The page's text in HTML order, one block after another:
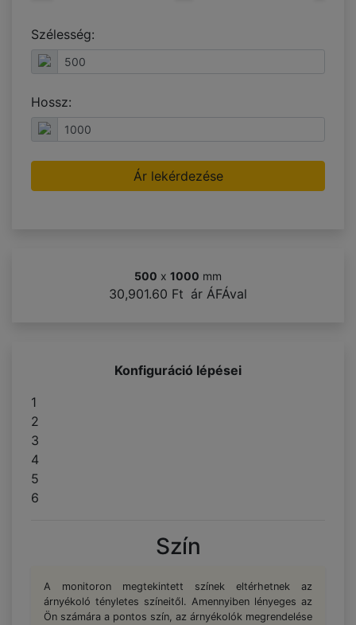
Szélesség:
Hossz:
Ár lekérdezése
500 x 1000 mm
30,901.60 Ft ár ÁFÁval
Konfiguráció lépései
1
2
3
4
5
6
Szín
A monitoron megtekintett színek eltérhetnek az
árnyékoló tényletes színeitől. Amennyiben lényeges az
Ön számára a pontos szín, az árnyékolók megrendelése